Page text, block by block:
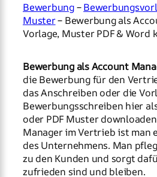
Bewerbung–
Muster– Bewerbung als
Vorlage, Muster PDF & Word
Bewerbung als Account
die Bewerbung für den
das Anschreiben oder die
Bewerbungsschreiben hier
oder PDF Muster
Manager im Vertrieb ist man
des Unternehmens. Man
zu den Kunden und sorgt
zufrieden sind und bleiben.